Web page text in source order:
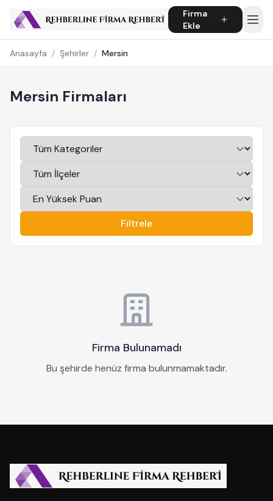
Firma
Ekle
Anasayfa / Şehirler / Mersin
Mersin Firmaları
Filtrele
Firma Bulunamadı
Bu şehirde henüz firma bulunmamaktadır.